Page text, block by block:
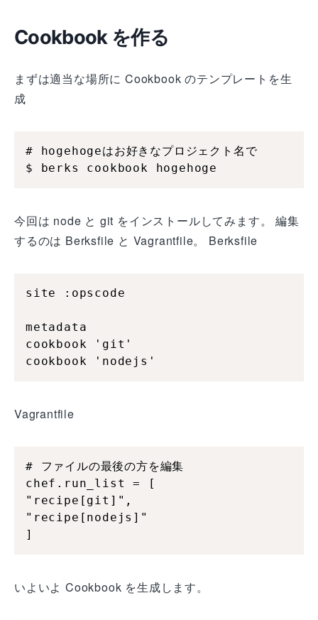
Cookbook を作る
まずは適当な場所に Cookbook のテンプレートを生
成
# hogehogeはお好きなプロジェクト名で
$ berks cookbook hogehoge
今回は node と git をインストールしてみます。 編集
するのは Berksfile と Vagrantfile。 Berksfile
site :opscode
metadata
cookbook 'git'
cookbook 'nodejs'
Vagrantfile
# ファイルの最後の方を編集
chef.run_list = [
"recipe[git]",
"recipe[nodejs]"
]
いよいよ Cookbook を生成します。